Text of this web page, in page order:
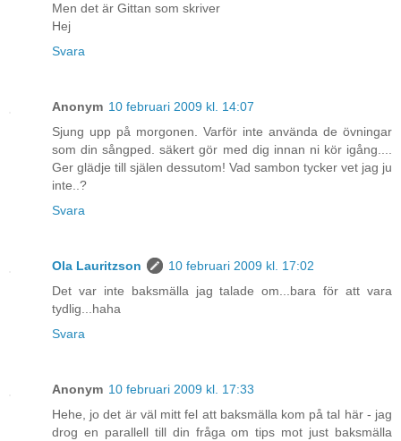
Men det är Gittan som skriver
Hej
Svara
Anonym 10 februari 2009 kl. 14:07
Sjung upp på morgonen. Varför inte använda de övningar
som din sångped. säkert gör med dig innan ni kör igång....
Ger glädje till själen dessutom! Vad sambon tycker vet jag ju
inte..?
Svara
Ola Lauritzson
10 februari 2009 kl. 17:02
Det var inte baksmälla jag talade om...bara för att vara
tydlig...haha
Svara
Anonym 10 februari 2009 kl. 17:33
Hehe, jo det är väl mitt fel att baksmälla kom på tal här - jag
drog en parallell till din fråga om tips mot just baksmälla